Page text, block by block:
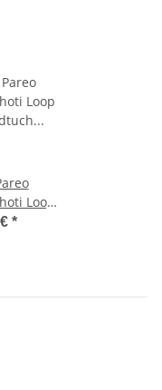
Loop
*